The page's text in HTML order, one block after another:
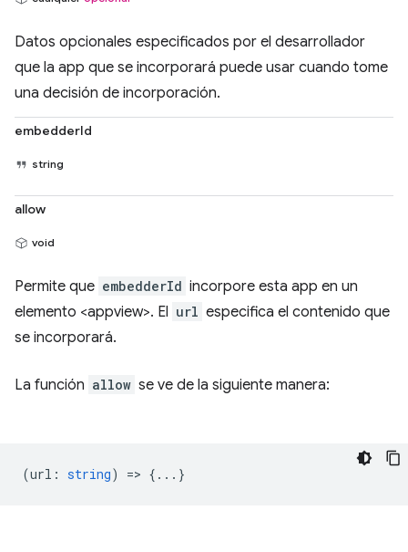
Datos opcionales especificados por el desarrollador
que la app que se incorporará puede usar cuando tome
una decisión de incorporación.
embedderId
string
allow
void
Permite que embedderId incorpore esta app en un
elemento <appview>. El url especifica el contenido que
se incorporará.
La función allow se ve de la siguiente manera:
(url : string) => {...}